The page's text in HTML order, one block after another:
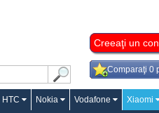
Creeaţi un
Comparaţi 0
HTC Nokia Vodafone Xiaomi